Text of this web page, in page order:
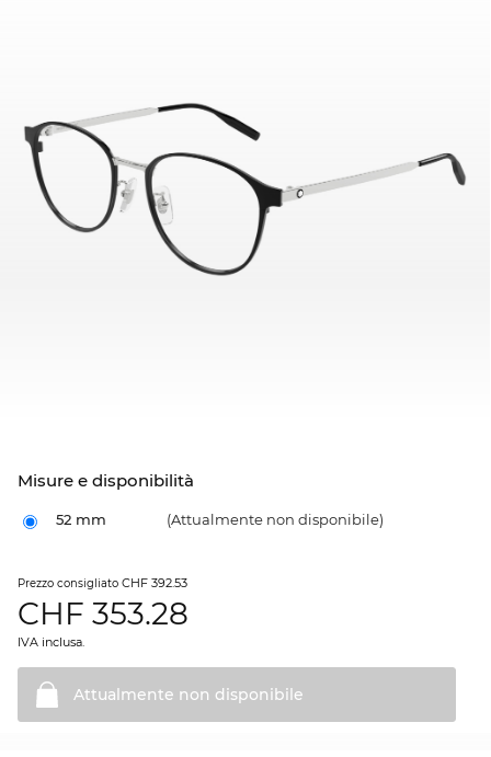
Misure e disponibilità
52 mm (Attualmente non disponibile)
Prezzo consigliato CHF 392.53
CHF 353.28
IVA inclusa.
Attualmente non disponibile